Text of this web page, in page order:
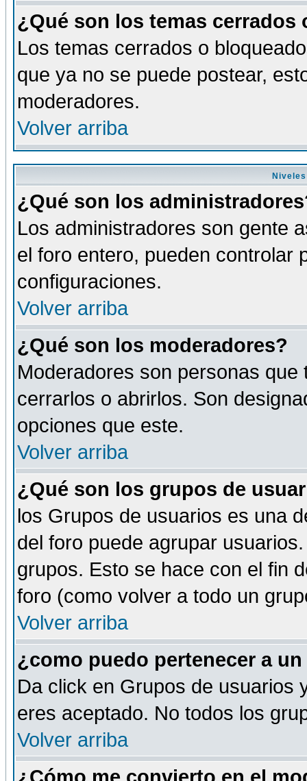
¿Qué son los temas cerrados
Los temas cerrados o
que ya no se puede postear,
moderadores.
Volver arriba
¿Qué son los
Los administradores son gente
el foro entero, pueden controlar
configuraciones.
Volver arriba
¿Qué son los moderadores?
Moderadores son personas
cerrarlos o abrirlos. Son
opciones que este.
Volver arriba
¿Qué son los grupos de
los Grupos de usuarios es una
del foro puede agrupar
grupos. Esto se hace con el fin
foro (como volver a todo un
Volver arriba
¿como puedo pertenecer a
Da click en Grupos de usuarios
eres aceptado. No todos los
Volver arriba